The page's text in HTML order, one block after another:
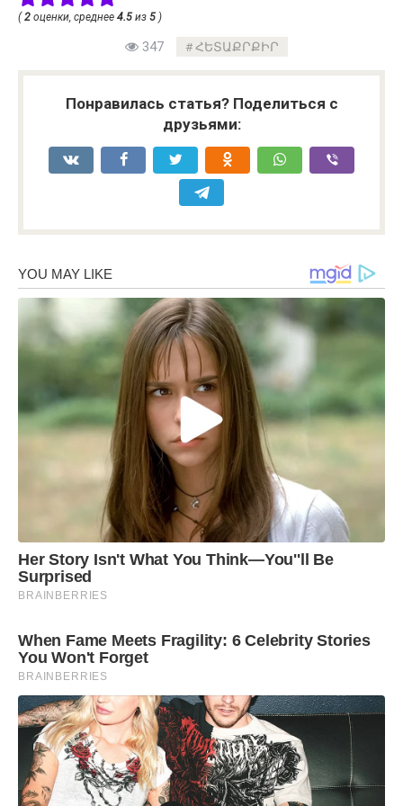
(2 оценки, среднее 4.5 из 5 )
347 ՀԵՏԱՔՐՔԻՐ
Понравилась статья? Поделиться с
друзьями: